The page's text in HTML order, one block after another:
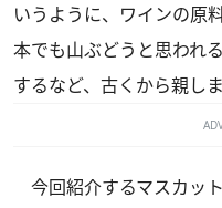
いうように、ワインの原
本でも山ぶどうと思われ
するなど、古くから親し
今回紹介するマスカッ